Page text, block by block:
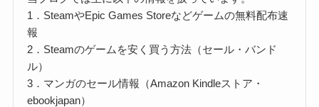
1．SteamやEpic Games Storeなどゲームの無料配布速
報
2．Steamのゲームを安く買う方法（セール・バンド
ル）
3．マンガのセール情報（Amazon Kindleストア・
ebookjapan）